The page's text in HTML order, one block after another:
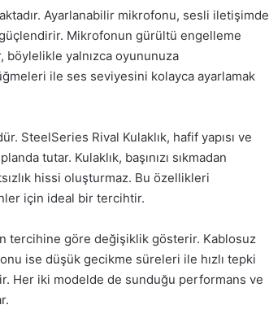
Ayarlanabilir mikrofonu, sesli iletişimde
Mikrofonun gürültü engelleme
yalnızca oyununuza
ile ses seviyesini kolayca ayarlamak
SteelSeries Rival Kulaklık, hafif yapısı ve
tutar. Kulaklık, başınızı sıkmadan
hissi oluşturmaz. Bu özellikleri
için ideal bir tercihtir.
tercihine göre değişiklik gösterir. Kablosuz
ise düşük gecikme süreleri ile hızlı tepki
Her iki modelde de sunduğu performans ve